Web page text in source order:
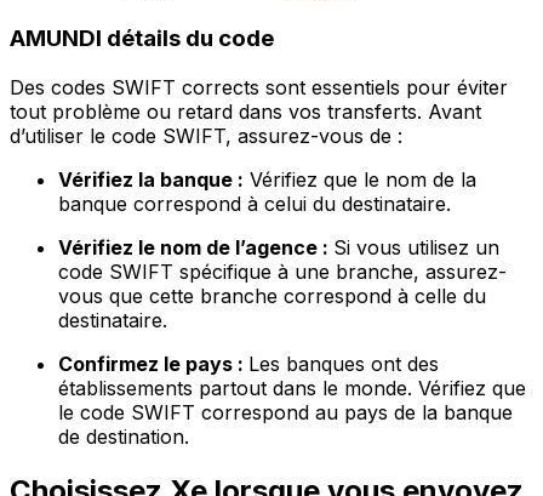
AMUNDI détails du code
Des codes SWIFT corrects sont essentiels pour éviter
tout problème ou retard dans vos transferts. Avant
d’utiliser le code SWIFT, assurez-vous de :
Vérifiez la banque : Vérifiez que le nom de la
banque correspond à celui du destinataire.
Vérifiez le nom de l’agence : Si vous utilisez un
code SWIFT spécifique à une branche, assurez-
vous que cette branche correspond à celle du
destinataire.
Confirmez le pays : Les banques ont des
établissements partout dans le monde. Vérifiez que
le code SWIFT correspond au pays de la banque
de destination.